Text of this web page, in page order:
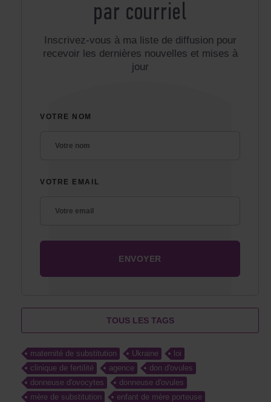
par courriel
Inscrivez-vous à ma liste de diffusion pour
recevoir les dernières nouvelles et mises à
jour
VOTRE NOM
VOTRE EMAIL
TOUS LES TAGS
maternité de substitution Ukraine
loi
clinique de fertilité
agence
don d'ovules
donneuse d'ovocytes
donneuse d'ovules
mère de substitution
enfant de mère porteuse